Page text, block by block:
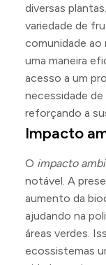
diversas
variedade de
comunidade ao
uma maneira
acesso a um
necessidade
reforçando a
Impacto
O impacto
notável. A
aumento da
ajudando na
áreas verdes.
ecossistemas